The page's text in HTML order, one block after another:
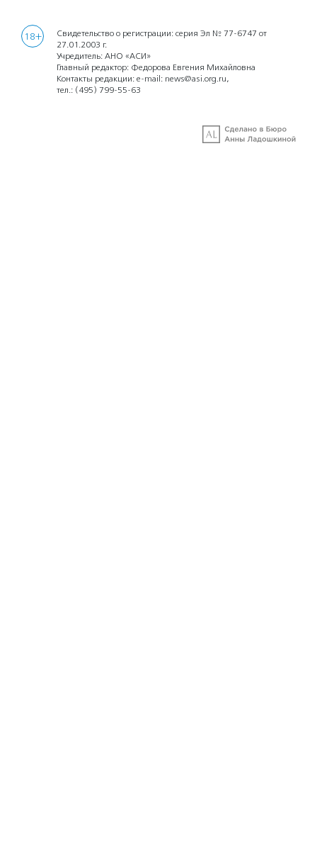
18+
Свидетельство о регистрации: серия Эл № 77-6747 от
27.01.2003 г.
Учредитель: АНО «АСИ»
Главный редактор: Федорова Евгения Михайловна
Контакты редакции: e-mail: news@asi.org.ru,
тел.: (495) 799-55-63